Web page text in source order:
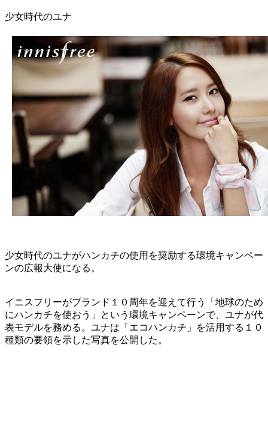
少女時代のユナ
少女時代のユナがハンカチの使用を奨励する環境キャンペー
ンの広報大使になる。
イニスフリーがブランド１０周年を迎えて行う「地球のため
にハンカチを使おう」という環境キャンペーンで、ユナが代
表モデルを務める。ユナは「エコハンカチ」を活用する１０
種類の要領を示した写真を公開した。